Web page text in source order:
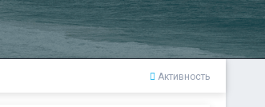
Активность